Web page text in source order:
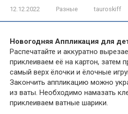
12.12.2022 Разные tauroskiff
Новогодняя Аппликация для
Распечатайте и аккуратно
приклеиваем её на картон, затем
самый верх ёлочки и ёлочные
Закончить аппликацию можно
из ваты. Необходимо намазать
приклеиваем ватные шарики.